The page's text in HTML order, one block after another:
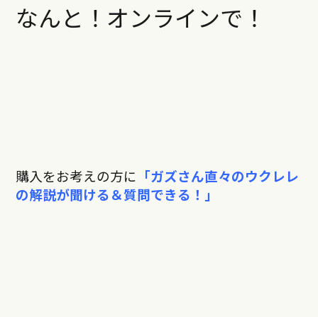
なんと！オンラインで！
購入をお考えの方に 「ガズさん直々のウクレレ
の解説が聞ける＆質問できる！」